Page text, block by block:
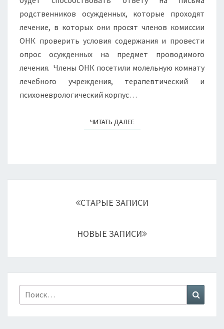
родственников осужденных, которые проходят
лечение, в которых они просят членов комиссии
ОНК проверить условия содержания и провести
опрос осужденных на предмет проводимого
лечения. Члены ОНК посетили молельную комнату
лечебного учреждения, терапевтический и
психоневрологический корпус…
ЧИТАТЬ ДАЛЕЕЧИТАТЬ ДАЛЕЕ
СТАРЫЕ ЗАПИСИ
НОВЫЕ ЗАПИСИ
Найти: